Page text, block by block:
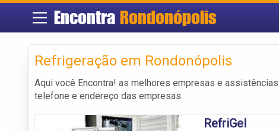
Encontra Rondonópolis
Refrigeração em Rondonópolis
Aqui você Encontra! as melhores empresas e
telefone e endereço das empresas.
RefriGel